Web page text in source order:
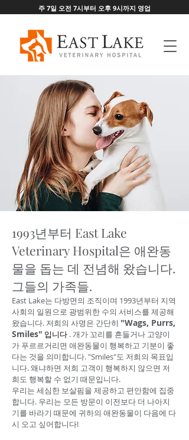
주 7일 오전 7시부터 오후 9시까지 영업
1993년부터 East Lake
Veterinary Hospital은 애완동
물을 돕는 데 전념해 왔습니다.
그들의 가족들.
East Lake는 다방면의 조직이며 1993년부터 지역
사회의 일원으로 광범위한 수의 서비스를 제공해
왔습니다. 저희의 사명은 간단히 "Wags, Purrs,
Smiles" 입니다 . 개가 꼬리를 흔들거나 고양이
가 푸르르거리면 애완동물이 행복하고 기분이 좋
다는 것을 의미합니다. "Smiles"도 저희의 목표입
니다. 왜냐하면 저희 고객이 행복하지 않으면 저
희도 행복할 수 없기 때문입니다.
우리는 세심한 보살핌을 제공하고 편안함에 집중
합니다. 우리는 모든 방문이 이전보다 더 나아지
기를 바라기 때문에 귀하의 애완동물이 다음에 다
시 오고 싶어합니다!